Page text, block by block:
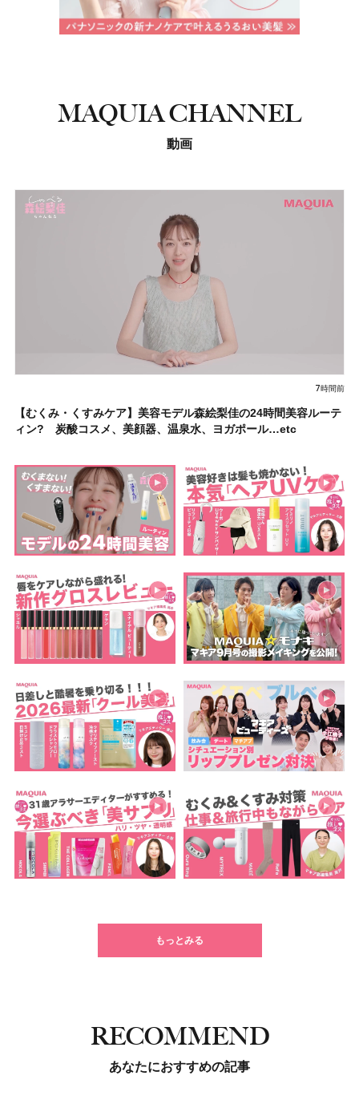
MAQUIA CHANNEL
動画
7時間前
【むくみ・くすみケア】美容モデル森絵梨佳の24時間美容ルーテ
ィン? 炭酸コスメ、美顔器、温泉水、ヨガポール…etc
もっとみる
RECOMMEND
あなたにおすすめの記事